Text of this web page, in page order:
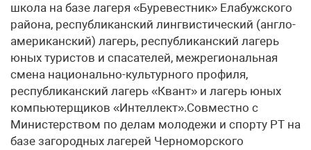
школа на базе лагеря «Буревестник» Елабужского
района, республиканский лингвистический (англо-
американский) лагерь, республиканский лагерь
юных туристов и спасателей, межрегиональная
смена национально-культурного профиля,
республиканский лагерь «Квант» и лагерь юных
компьютерщиков «Интеллект».Совместно с
Министерством по делам молодежи и спорту РТ на
базе загородных лагерей Черноморского